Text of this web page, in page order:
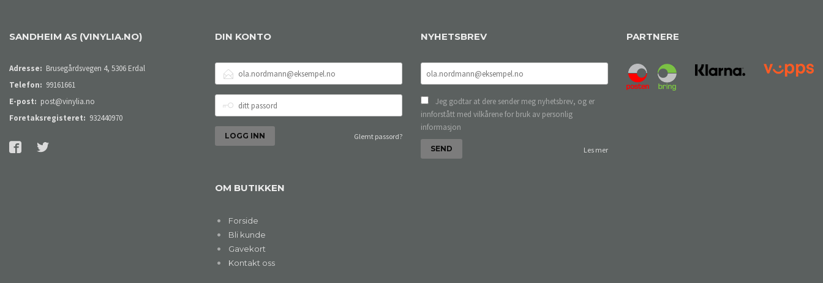
SANDHEIM AS (VINYLIA.NO)
Adresse: Brusegårdsvegen 4, 5306 Erdal
Telefon: 99161661
E-post: post@vinylia.no
Foretaksregisteret: 932440970
DIN KONTO
POSTADRESSE
PASSORD
Glemt passord?
OM BUTIKKEN
Forside
Bli kunde
Gavekort
Kontakt oss
NYHETSBREV
Jeg godtar at dere sender meg nyhetsbrev, og er
innforstått med vilkårene for bruk av personlig
informasjon
Les mer
PARTNERE